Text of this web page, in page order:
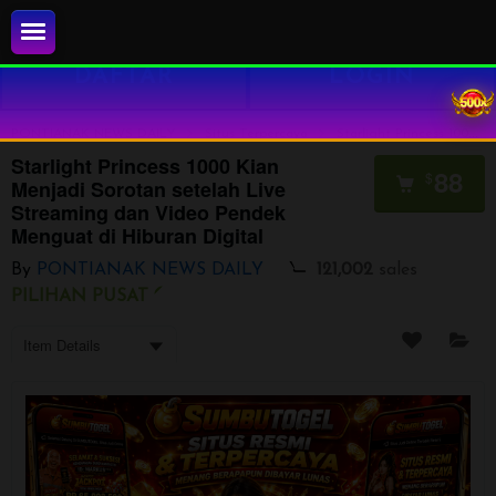
DAFTAR LOGIN
Starlight Princess 1000 Kian
Menjadi Sorotan setelah Live
Streaming dan Video Pendek
Menguat di Hiburan Digital
By PONTIANAK NEWS DAILY